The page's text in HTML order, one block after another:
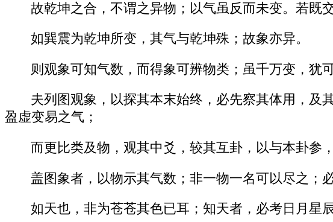
故乾坤之合，不谓之异物；以气虽反而未变。若既
如巽震为乾坤所变，其气与乾坤殊；故象亦异。
则观象可知气数，而得象可辨物类；虽千万变，犹
夫列图观象，以探其本末始终，必先察其体用，及
盈虚变易之气；
而更比类及物，观其中爻，较其互卦，以与本卦参
盖图象者，以物示其气数；非一物一名可以尽之；
如天也，非为苍苍其色已耳；知天者，必考日月星